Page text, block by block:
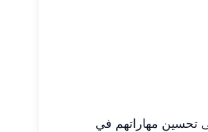
المستخدمين على تحسين مهاراتهم في